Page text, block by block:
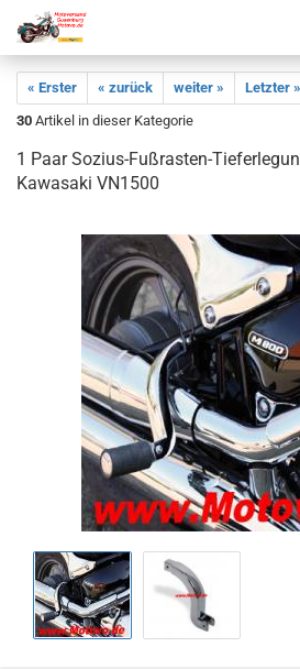
« Erster « zurück weiter »
Letzter »
30 Artikel in dieser Kategorie
1 Paar Sozius-Fußrasten-
Kawasaki VN1500